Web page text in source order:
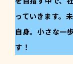
っていきます。
自身。小さな一
す！